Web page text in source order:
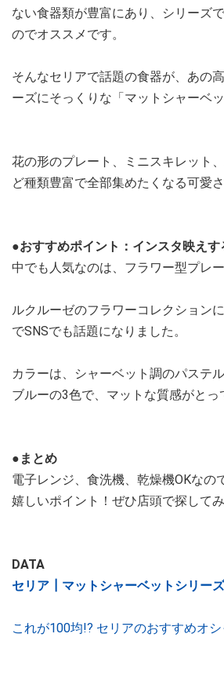
ない食器類が豊富にあり、シリーズ
のでオススメです。
そんなセリアで話題の食器が、あの
ーズにそっくりな「マットシャーベ
花の形のプレート、ミニスキレット
ど種類豊富で全部集めたくなる可愛さ
●おすすめポイント：インスタ映えす
中でも人気なのは、フラワー型プレ
ルクルーゼのフラワーコレクション
でSNSでも話題になりました。
カラーは、シャーベット調のパステ
ブルーの3色で、マットな質感がとっ
●まとめ
電子レンジ、食洗機、乾燥機OKなの
嬉しいポイント！ぜひ店頭で探してみ
DATA
セリア┃マットシャーベットシリーズ
これが100均!? セリアのおすすめオ